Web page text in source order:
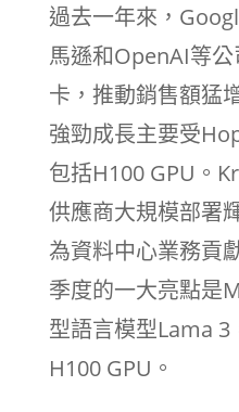
過去一年來，
馬遜和OpenAI等
卡，推動銷售額猛
強勁成長主要受
包括H100 GPU。
供應商大規模部署
為資料中心業務貢
季度的一大亮點是
型語言模型Lama 3
H100 GPU。